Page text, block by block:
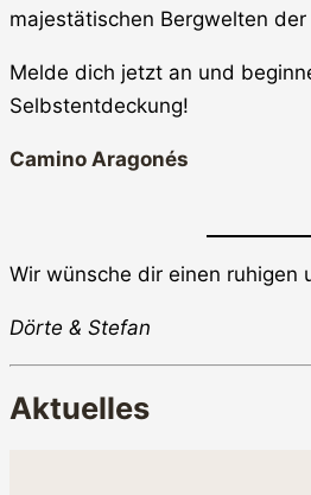
majestätischen Bergwelten
Melde dich jetzt an und
Selbstentdeckung!
Camino Aragonés
Wir wünsche dir einen ruhigen
Dörte & Stefan
Aktuelles